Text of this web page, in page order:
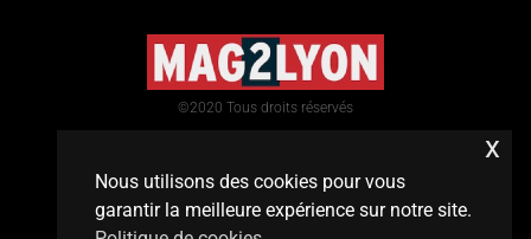
©2020 Tous droits réservés
Nous utilisons des cookies pour vous
garantir la meilleure expérience sur notre site.
x